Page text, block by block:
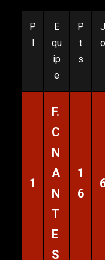
P
E
qu
ip
e
P
t
s
J
o
1
F.
C
N
A
N
T
E
S
1
6